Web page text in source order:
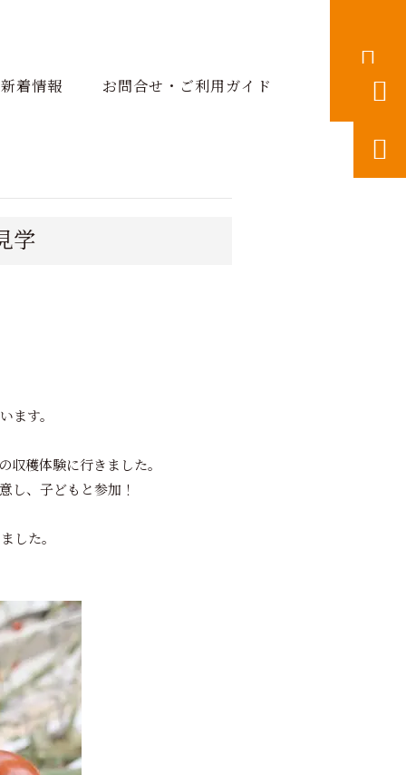
新着情報 お問合せ・ご利用ガイド

学
ます。
収穫体験に行きました。
し、子どもと参加！
した。

